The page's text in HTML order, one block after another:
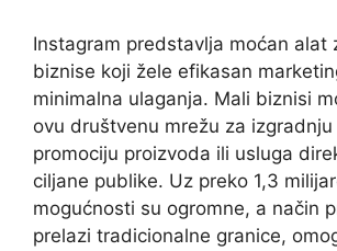
Instagram predstavlja moćan alat
biznise koji žele efikasan
minimalna ulaganja. Mali biznisi
ovu društvenu mrežu za
promociju proizvoda ili usluga
ciljane publike. Uz preko 1,3
mogućnosti su ogromne, a način
prelazi tradicionalne granice,